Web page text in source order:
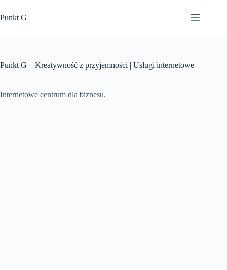
do
treści
Punkt G
Punkt G – Kreatywność z przyjemności | Usługi internetowe
Internetowe centrum dla biznesu.